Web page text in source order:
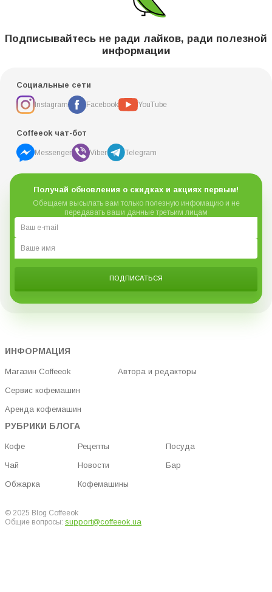
Подписывайтесь не ради лайков, ради полезной
информации
Социальные сети
Instagram Facebook YouTube
Coffeeok чат-бот
Messenger Viber Telegram
Получай обновления о скидках и акциях первым!
Обещаем высылать вам только полезную инфомацию и не
передавать ваши данные третьим лицам
ПОДПИСАТЬСЯ
ИНФОРМАЦИЯ
Магазин Coffeeok
Сервис кофемашин
Аренда кофемашин
Автора и редакторы
РУБРИКИ БЛОГА
Кофе
Чай
Обжарка
Рецепты
Новости
Кофемашины
Посуда
Бар
© 2025 Blog Coffeeok
Общие вопросы: support@coffeeok.ua